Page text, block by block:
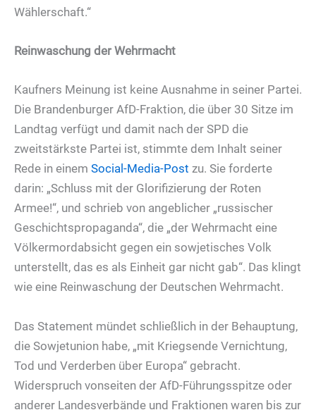
Wählerschaft.“
Reinwaschung der Wehrmacht
Kaufners Meinung ist keine Ausnahme in seiner Partei.
Die Brandenburger AfD-Fraktion, die über 30 Sitze im
Landtag verfügt und damit nach der SPD die
zweitstärkste Partei ist, stimmte dem Inhalt seiner
Rede in einem Social-Media-Post zu. Sie forderte
darin: „Schluss mit der Glorifizierung der Roten
Armee!“, und schrieb von angeblicher „russischer
Geschichtspropaganda“, die „der Wehrmacht eine
Völkermordabsicht gegen ein sowjetisches Volk
unterstellt, das es als Einheit gar nicht gab“. Das klingt
wie eine Reinwaschung der Deutschen Wehrmacht.
Das Statement mündet schließlich in der Behauptung,
die Sowjetunion habe, „mit Kriegsende Vernichtung,
Tod und Verderben über Europa“ gebracht.
Widerspruch vonseiten der AfD-Führungsspitze oder
anderer Landesverbände und Fraktionen waren bis zur